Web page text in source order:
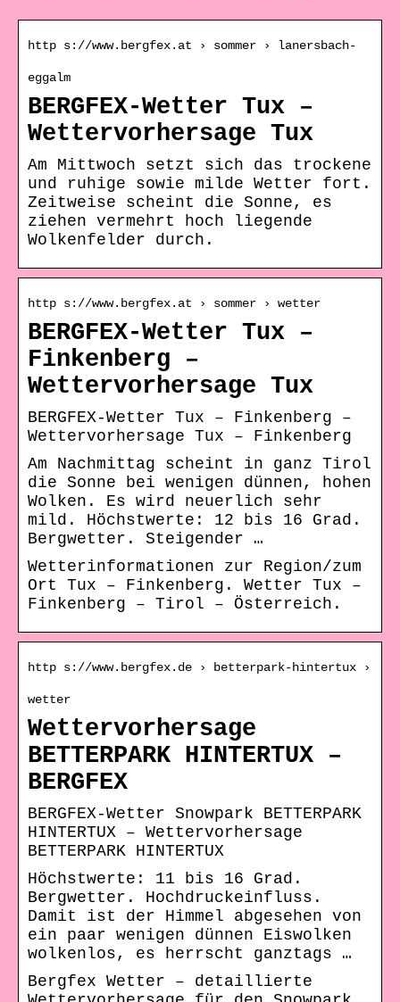
http s://www.bergfex.at › sommer › lanersbach-
eggalm
BERGFEX-Wetter Tux –
Wettervorhersage Tux
Am Mittwoch setzt sich das trockene
und ruhige sowie milde Wetter fort.
Zeitweise scheint die Sonne, es
ziehen vermehrt hoch liegende
Wolkenfelder durch.
http s://www.bergfex.at › sommer › wetter
BERGFEX-Wetter Tux –
Finkenberg –
Wettervorhersage Tux
BERGFEX-Wetter Tux – Finkenberg –
Wettervorhersage Tux – Finkenberg
Am Nachmittag scheint in ganz Tirol
die Sonne bei wenigen dünnen, hohen
Wolken. Es wird neuerlich sehr
mild. Höchstwerte: 12 bis 16 Grad.
Bergwetter. Steigender …
Wetterinformationen zur Region/zum
Ort Tux – Finkenberg. Wetter Tux –
Finkenberg – Tirol – Österreich.
http s://www.bergfex.de › betterpark-hintertux ›
wetter
Wettervorhersage
BETTERPARK HINTERTUX –
BERGFEX
BERGFEX-Wetter Snowpark BETTERPARK
HINTERTUX – Wettervorhersage
BETTERPARK HINTERTUX
Höchstwerte: 11 bis 16 Grad.
Bergwetter. Hochdruckeinfluss.
Damit ist der Himmel abgesehen von
ein paar wenigen dünnen Eiswolken
wolkenlos, es herrscht ganztags …
Bergfex Wetter – detaillierte